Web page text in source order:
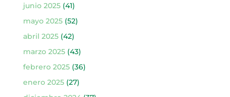
junio 2025(41)
mayo 2025(52)
abril 2025(42)
marzo 2025(43)
febrero 2025(36)
enero 2025(27)